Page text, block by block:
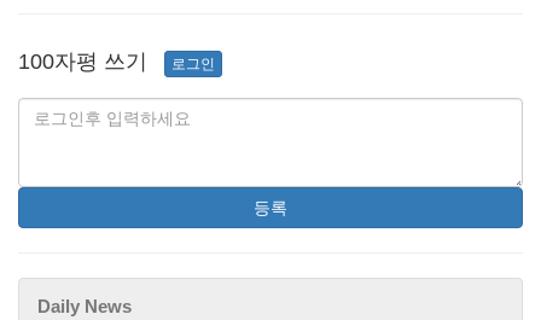
100자평 쓰기 로그인
등록
Daily News